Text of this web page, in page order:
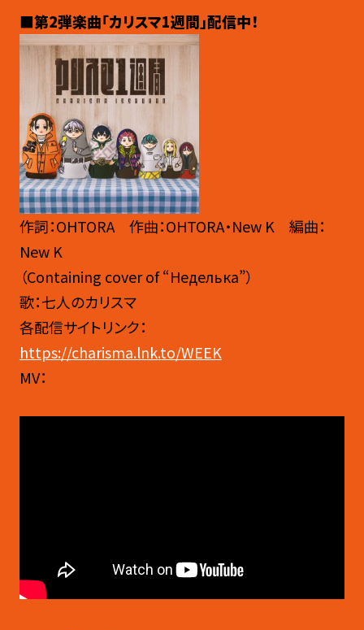
■第2弾楽曲「カリスマ1週間」配信中！
作詞：OHTORA 作曲：OHTORA・New K 編曲：
New K
（Containing cover of “Неделька”）
歌：七人のカリスマ
各配信サイトリンク：
https://charisma.lnk.to/WEEK
MV：